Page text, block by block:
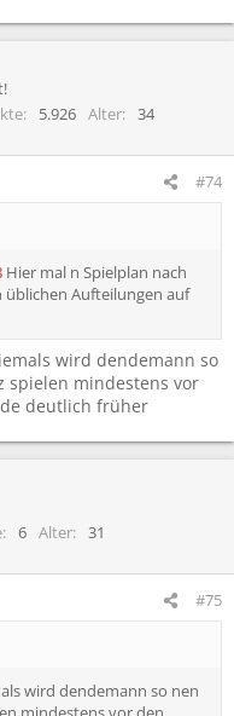
5.926 Alter
34
#74
Hier mal n Spielplan nach
Aufteilungen auf
wird dendemann so
spielen mindestens vor
deutlich früher
6 Alter
31
#75
wird dendemann so nen